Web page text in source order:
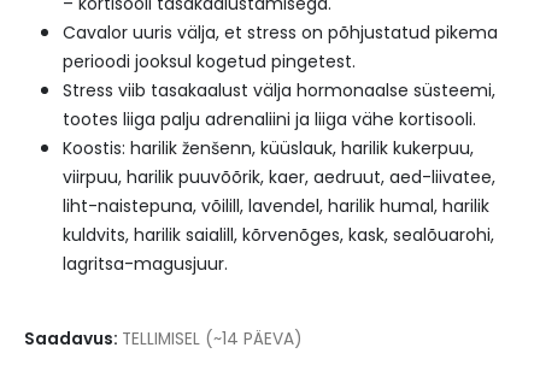
Cavalor uuris välja, et stress on põhjustatud pikema
perioodi jooksul kogetud pingetest.
Stress viib tasakaalust välja hormonaalse süsteemi,
tootes liiga palju adrenaliini ja liiga vähe kortisooli.
Koostis: harilik ženšenn, küüslauk, harilik kukerpuu,
viirpuu, harilik puuvõõrik, kaer, aedruut, aed-liivatee,
liht-naistepuna, võilill, lavendel, harilik humal, harilik
kuldvits, harilik saialill, kõrvenõges, kask, sealõuarohi,
lagritsa-magusjuur.
Saadavus: TELLIMISEL (~14 PÄEVA)